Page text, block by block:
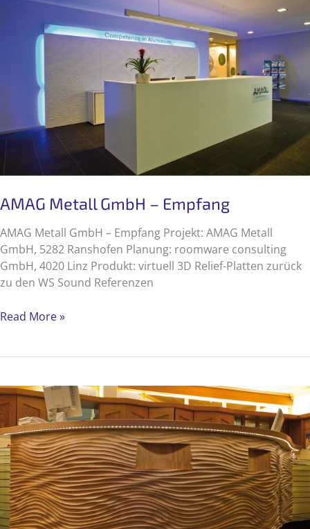
AMAG Metall GmbH – Empfang
AMAG Metall GmbH – Empfang Projekt: AMAG Metall
GmbH, 5282 Ranshofen Planung: roomware consulting
GmbH, 4020 Linz Produkt: virtuell 3D Relief-Platten zurück
zu den WS Sound Referenzen
AMAG
Empfang
Read More »